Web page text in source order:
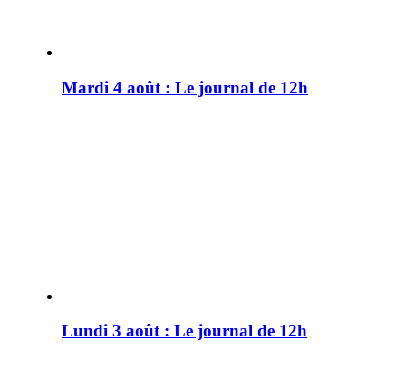
Mardi 4 août : Le journal de 12h
Lundi 3 août : Le journal de 12h